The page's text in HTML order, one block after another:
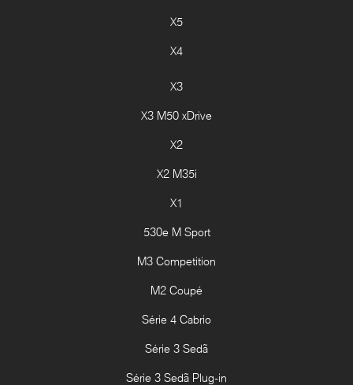
X5
X4
X3
X3 M50 xDrive
X2
X2 M35i
X1
530e M Sport
M3 Competition
M2 Coupé
Série 4 Cabrio
Série 3 Sedã
Série 3 Sedã Plug-in